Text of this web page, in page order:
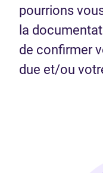
pourrions
la
de confirmer
due et/ou